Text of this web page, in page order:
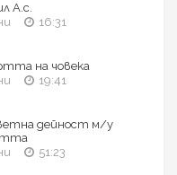
А.с.
16:31
на човека
19:41
дейност м/у
51:23